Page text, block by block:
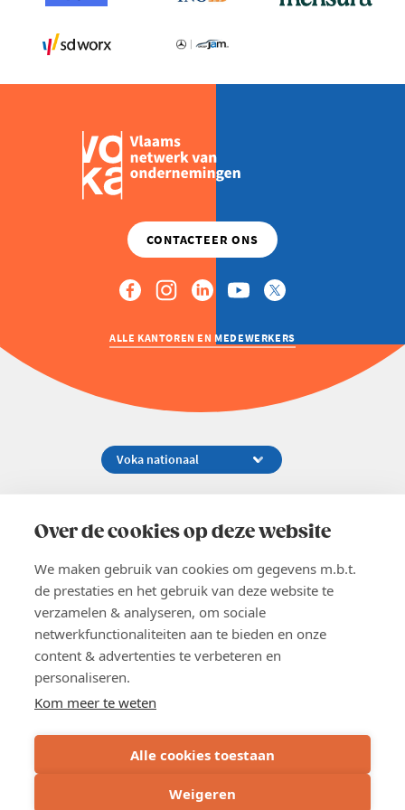
Over de cookies op deze website
We maken gebruik van cookies om gegevens m.b.t.
de prestaties en het gebruik van deze website te
verzamelen & analyseren, om sociale
netwerkfunctionaliteiten aan te bieden en onze
content & advertenties te verbeteren en
personaliseren.
Kom meer te weten
Alle cookies toestaan
Weigeren
ALLE KANTOREN EN MEDEWERKERS
02 229 81 11
EN
Word lid
Voka 2026
Privacyverklaring